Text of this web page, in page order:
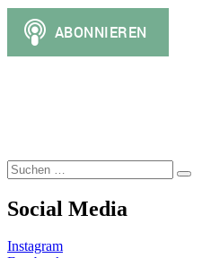
Suchen
nach:
Social Media
Instagram